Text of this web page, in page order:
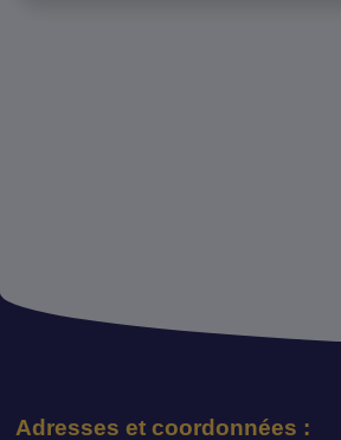
Adresses et coordonnées :